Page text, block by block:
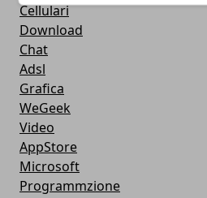
Cellulari
Download
Chat
Adsl
Grafica
WeGeek
Video
AppStore
Microsoft
Programmzione